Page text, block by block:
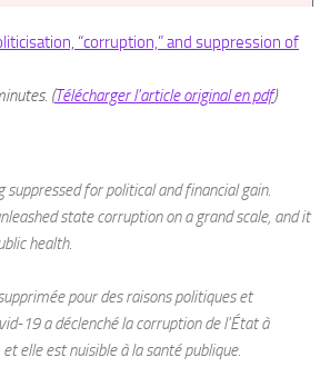
“corruption,” and suppression of
. (Télécharger l'article original en pdf)
suppressed for political and financial gain.
state corruption on a grand scale, and it
health.
pour des raisons politiques et
19 a déclenché la corruption de l'État à
elle est nuisible à la santé publique.